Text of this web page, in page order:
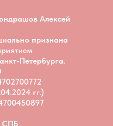
Алексей
признана
Петербурга.
гг.)
СПБ